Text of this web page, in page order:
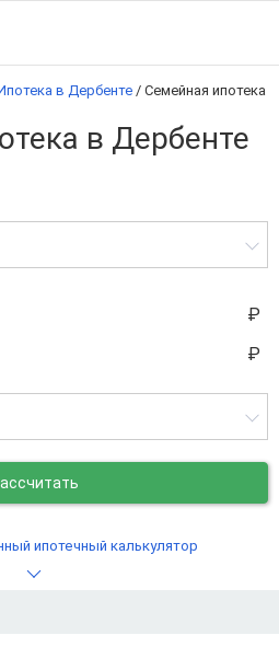
в Дербенте / Семейная ипотека
в Дербенте
ипотечный калькулятор